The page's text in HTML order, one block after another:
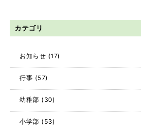
カテゴリ
お知らせ (17)
行事 (57)
幼稚部 (30)
小学部 (53)